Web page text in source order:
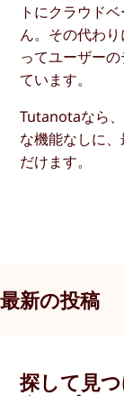
トにクラウド
ん。その代わ
ってユーザー
ています。
Tutanotaなら
な機能なしに
だけます。
最新の投稿
探して見